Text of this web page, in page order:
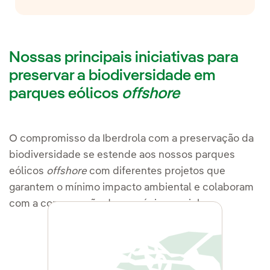
estado original ou em condições
ainda melhores.
Nossas principais iniciativas para
preservar a biodiversidade em
parques eólicos offshore
O compromisso da Iberdrola com a preservação da
biodiversidade se estende aos nossos parques
eólicos offshore com diferentes projetos que
garantem o mínimo impacto ambiental e colaboram
com a conservação das espécies marinhas.
Alemanha